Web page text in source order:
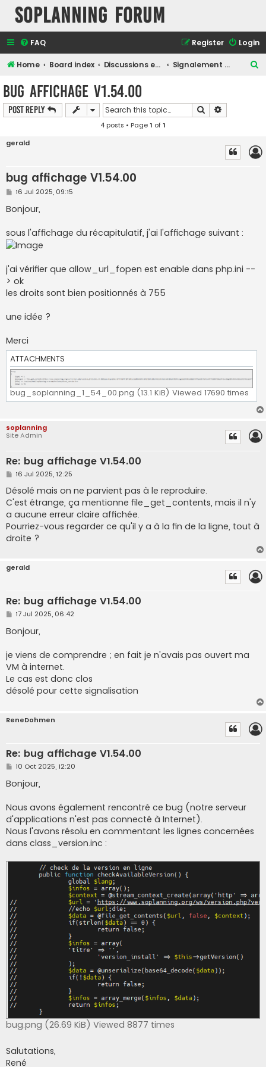
SOPlanning Forum
FAQ Login
Register
Home Board index Discussions en Français Signalement de bug
bug affichage V1.54.00
Post Reply Search
4 posts • Page1 of1
gerald
bug affichage V1.54.00
P
s
t
16 Jul 2025, 09:15
Bonjour,
sous l'affichage du récapitulatif, j'ai l'affichage suivant :
j'ai vérifier que allow_url_fopen est enable dans php.ini --
> ok
les droits sont bien positionnés à 755
une idée ?
Merci
ATTACHMENTS
bug_soplanning_1_54_00.png (13.1 KiB) Viewed 17690 times
soplanning
Site Admin
Re: bug affichage V1.54.00
P
s
t
16 Jul 2025, 12:25
Désolé mais on ne parvient pas à le reproduire.
C'est étrange, ça mentionne file_get_contents, mais il n'y
a aucune erreur claire affichée.
Pourriez-vous regarder ce qu'il y a à la fin de la ligne, tout à
droite ?
gerald
Re: bug affichage V1.54.00
P
s
t
17 Jul 2025, 06:42
Bonjour,
je viens de comprendre ; en fait je n'avais pas ouvert ma
VM à internet.
Le cas est donc clos
désolé pour cette signalisation
ReneDohmen
Re: bug affichage V1.54.00
P
s
t
10 Oct 2025, 12:20
Bonjour,
Nous avons également rencontré ce bug (notre serveur
d'applications n'est pas connecté à Internet).
Nous l'avons résolu en commentant les lignes concernées
dans class_version.inc :
bug.png (26.69 KiB) Viewed 8877 times
Salutations,
René